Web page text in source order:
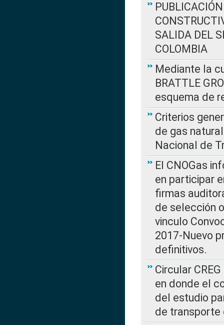
SALIDA DEL
COLOMBIA
Mediante la
BRATTLE
esquema de
Criterios
de gas
Nacional de
El CNOGas
en participar
firmas
de selección
vinculo
2017-Nuevo
definitivos.
Circular
en donde el
del estudio
de transporte